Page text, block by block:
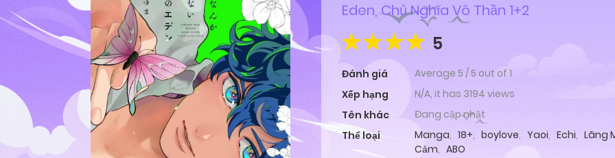
Eden, Chủ Nghĩa Vô Thần 1+2
5
Đánh giá Average 5 /5 out of 1
Xếp hạng
N/A, it has 3194 views
Tên khác
Đang cập nhật
Thể loại
Manga, 18+, boylove, Yaoi, Echi, Lãng
Cảm, ABO